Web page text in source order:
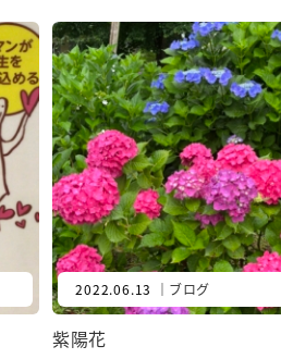
2022.06.13 ｜ ブログ
紫陽花